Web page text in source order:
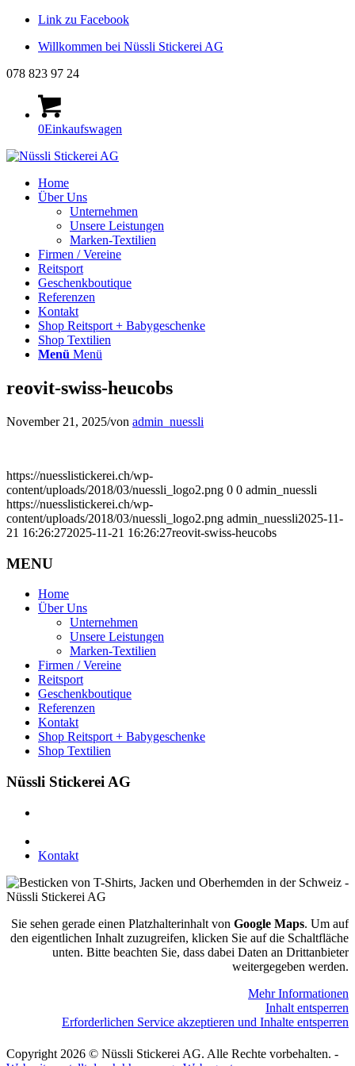
Link zu Facebook
Willkommen bei Nüssli Stickerei AG
078 823 97 24
0Einkaufswagen
Home
Über Uns
Unternehmen
Unsere Leistungen
Marken-Textilien
Firmen / Vereine
Reitsport
Geschenkboutique
Referenzen
Kontakt
Shop Reitsport + Babygeschenke
Shop Textilien
Menü Menü
reovit-swiss-heucobs
November 21, 2025/von admin_nuessli
https://nuesslistickerei.ch/wp-
content/uploads/2018/03/nuessli_logo2.png 0 0 admin_nuessli
https://nuesslistickerei.ch/wp-
content/uploads/2018/03/nuessli_logo2.png admin_nuessli2025-11-
21 16:26:272025-11-21 16:26:27reovit-swiss-heucobs
MENU
Home
Über Uns
Unternehmen
Unsere Leistungen
Marken-Textilien
Firmen / Vereine
Reitsport
Geschenkboutique
Referenzen
Kontakt
Shop Reitsport + Babygeschenke
Shop Textilien
Nüssli Stickerei AG
Kontakt
Sie sehen gerade einen Platzhalterinhalt von Google Maps. Um auf
den eigentlichen Inhalt zuzugreifen, klicken Sie auf die Schaltfläche
unten. Bitte beachten Sie, dass dabei Daten an Drittanbieter
weitergegeben werden.
Mehr Informationen
Inhalt entsperren
Erforderlichen Service akzeptieren und Inhalte entsperren
Copyright 2026 © Nüssli Stickerei AG. Alle Rechte vorbehalten. -